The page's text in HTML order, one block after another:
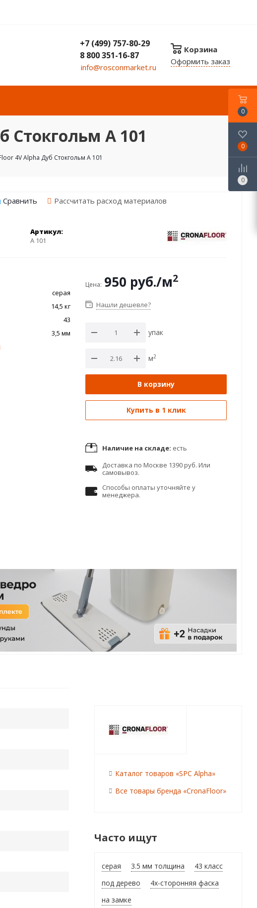
+7 (499) 757-80-29
8 800 351-16-87
info@rosconmarket.ru
Корзина
Оформить заказ
Стокгольм А 101
4V Alpha Дуб Стокгольм А 101
Рассчитать расход материалов
Артикул:
А 101
серая
14,5 кг
43
3,5 мм
Цена: 950 руб./м2
Нашли дешевле?
упак
м2
В корзину
Купить в 1 клик
Наличие на складе: есть
Доставка по Москве 1390 руб. Или
самовывоз.
Способы оплаты уточняйте у
менеджера.
Каталог товаров «SPC Alpha»
Все товары бренда «CronaFloor»
Часто ищут
серая 3.5 мм толщина
43 класс
под дерево
4х-сторонняя фаска
на замке
0
0
0